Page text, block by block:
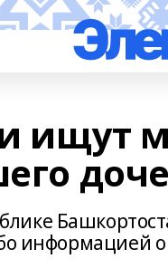
ищут
информацией о